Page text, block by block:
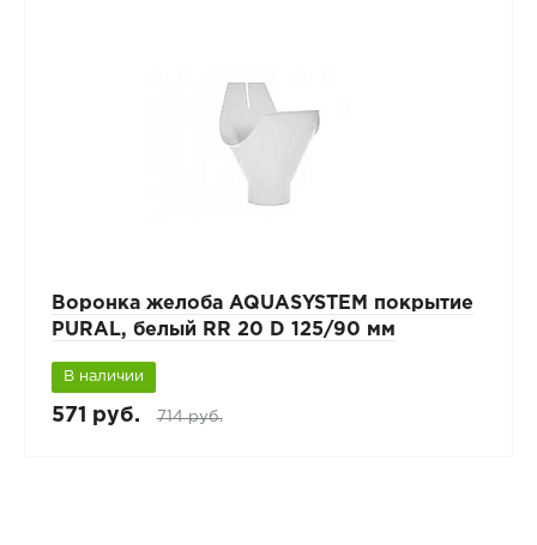
Воронка желоба AQUASYSTEM покрытие
PURAL, белый RR 20 D 125/90 мм
В наличии
571 руб. 714 руб.